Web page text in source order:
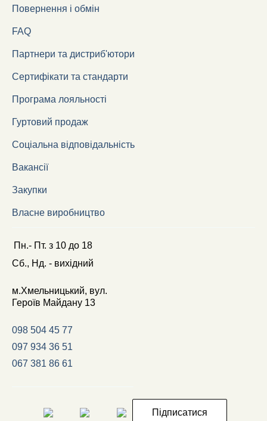
Повернення і обмін
FAQ
Партнери та дистриб'ютори
Сертифікати та стандарти
Програма лояльності
Гуртовий продаж
Соціальна відповідальність
Вакансії
Закупки
Власне виробництво
Пн.- Пт. з10 до18
Сб., Нд. - вихідний
м.Хмельницький, вул.
Героїв Майдану 13
098 504 45 77
097 934 36 51
067 381 86 61
Підписатися